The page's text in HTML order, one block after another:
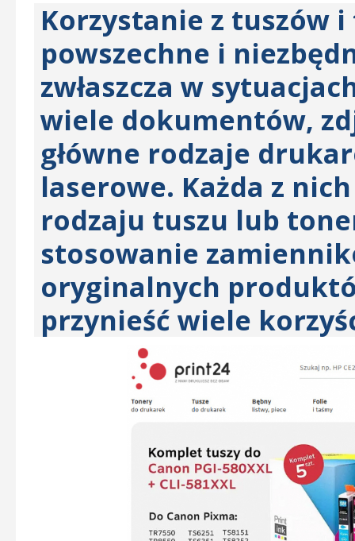
Korzystanie z tuszów
powszechne i
zwłaszcza w
wiele dokumentów,
główne rodzaje
laserowe. Każda z
rodzaju tuszu lub
stosowanie
oryginalnych
przynieść wiele